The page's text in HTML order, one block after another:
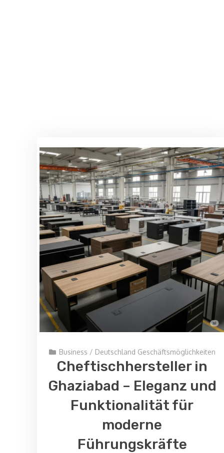
Business / Deutschland Geschäftsmöglichkeiten
Cheftischhersteller in
Ghaziabad – Eleganz und
Funktionalität für
moderne
Führungskräfte